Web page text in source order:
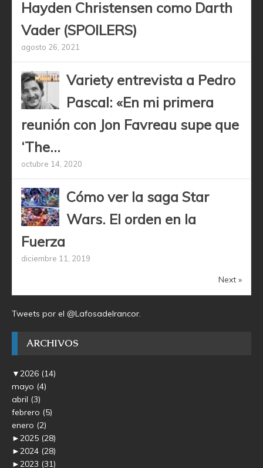
Hayden Christensen como Darth
Vader (SPOILERS)
agosto 26, 2021
Variety entrevista a Pedro
Pascal: «En mi primera
reunión con Jon Favreau supe que
‘The...
octubre 14, 2020
Cómo ver la saga Star
Wars. El orden en la
Fuerza
diciembre 11, 2019
Next »
Tweets por el @Lafosadelrancor.
ARCHIVOS
▼2026 (14)
mayo (4)
abril (3)
febrero (5)
enero (2)
►2025 (28)
►2024 (28)
►2023 (31)